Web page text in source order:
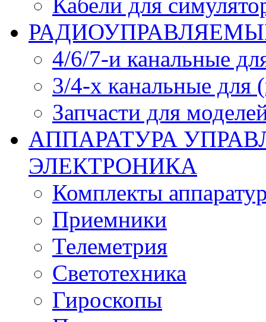
4/6/7-и канальные
3/4-х канальные
Запчасти для
АППАРАТУРА
ЭЛЕКТРОНИКА
Комплекты
Приемники
Телеметрия
Светотехника
Гироскопы